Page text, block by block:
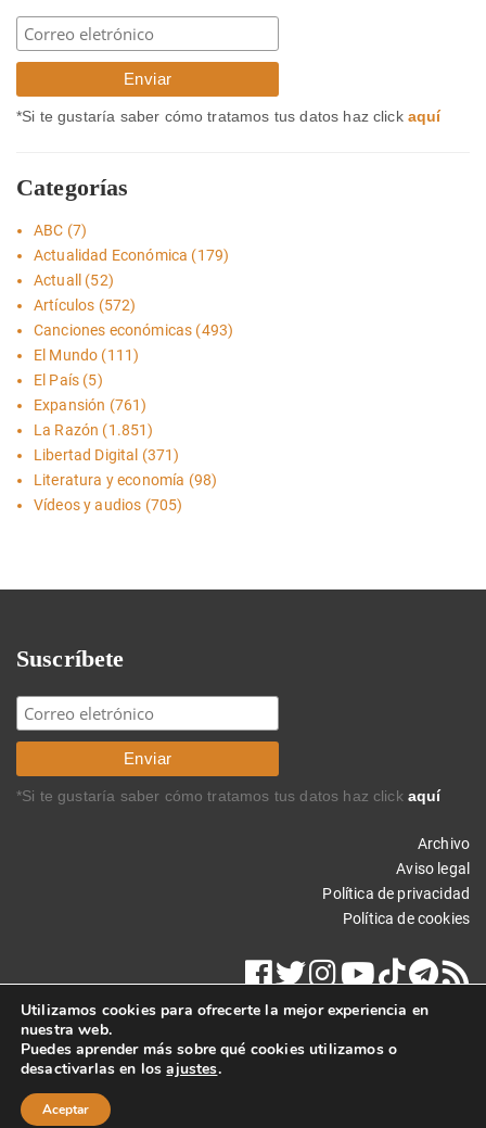
*Si te gustaría saber cómo tratamos tus datos haz click aquí
Categorías
ABC (7)
Actualidad Económica (179)
Actuall
(52)
Artículos (572)
Canciones económicas (493)
El Mundo (111)
El País (5)
Expansión (761)
La Razón (1.851)
Libertad Digital (371)
Literatura y economía (98)
Vídeos y audios (705)
Suscríbete
*Si te gustaría saber cómo tratamos tus datos haz click aquí
Archivo
Aviso legal
Política de privacidad
Política de cookies
Copyright © 2019 Carlos Rodríguez Braun. Todos los derechos
reservados.
Utilizamos cookies para ofrecerte la mejor experiencia en
nuestra web.
Puedes aprender más sobre qué cookies utilizamos o
desactivarlas en losajustes.
Aceptar